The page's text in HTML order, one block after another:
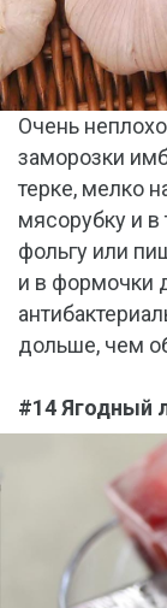
Очень
заморозки
терке, мелко
мясорубку и в
фольгу или
и в формочки
дольше, чем
#14 Ягодный